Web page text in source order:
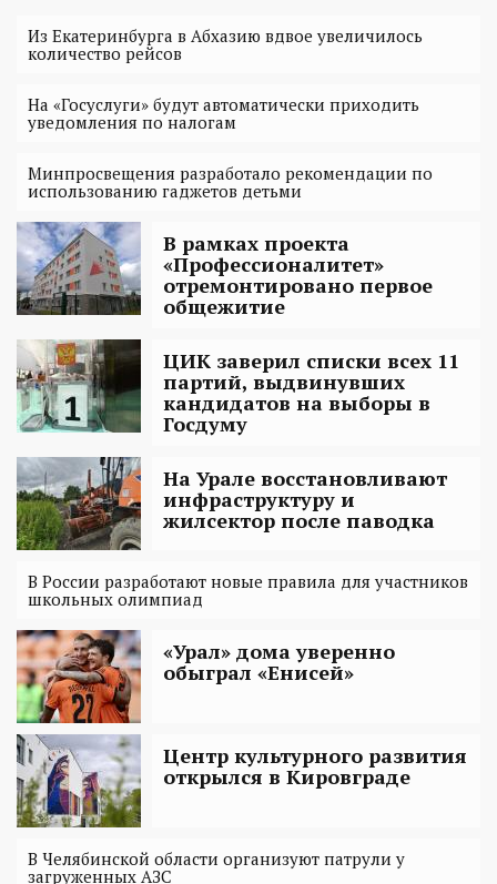
Из Екатеринбурга в Абхазию вдвое увеличилось
количество рейсов
На «Госуслуги» будут автоматически приходить
уведомления по налогам
Минпросвещения разработало рекомендации по
использованию гаджетов детьми
В рамках проекта
«Профессионалитет»
отремонтировано первое
общежитие
ЦИК заверил списки всех 11
партий, выдвинувших
кандидатов на выборы в
Госдуму
На Урале восстановливают
инфраструктуру и
жилсектор после паводка
В России разработают новые правила для участников
школьных олимпиад
«Урал» дома уверенно
обыграл «Енисей»
Центр культурного развития
открылся в Кировграде
В Челябинской области организуют патрули у
загруженных АЗС